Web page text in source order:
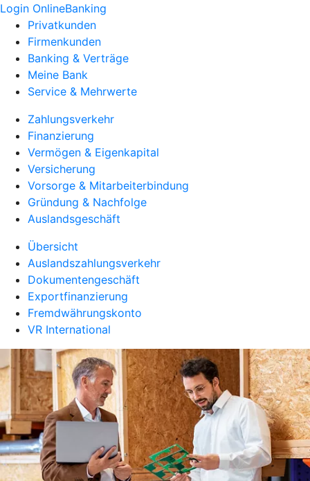
Login OnlineBanking
Privatkunden
Firmenkunden
Banking & Verträge
Meine Bank
Service & Mehrwerte
Zahlungsverkehr
Finanzierung
Vermögen & Eigenkapital
Versicherung
Vorsorge & Mitarbeiterbindung
Gründung & Nachfolge
Auslandsgeschäft
Übersicht
Auslandszahlungsverkehr
Dokumentengeschäft
Exportfinanzierung
Fremdwährungskonto
VR International